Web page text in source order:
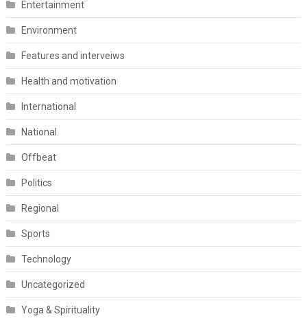
Entertainment
Environment
Features and interveiws
Health and motivation
International
National
Offbeat
Politics
Regional
Sports
Technology
Uncategorized
Yoga & Spirituality